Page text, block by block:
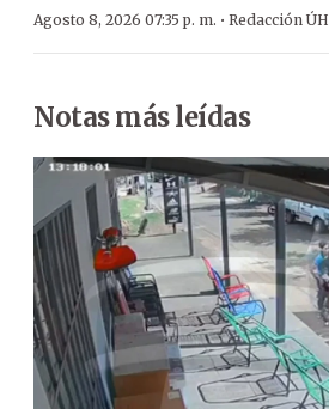
Agosto 8, 2026 07:35 p. m. · Redacción ÚH
Notas más leídas